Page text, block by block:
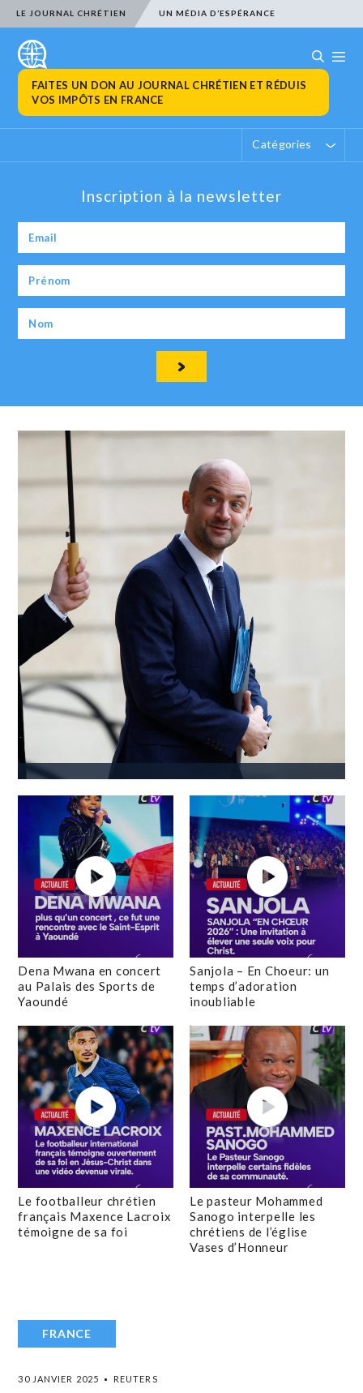
LE JOURNAL CHRÉTIEN UN MÉDIA D’ESPÉRANCE
FAITES UN DON AU JOURNAL CHRÉTIEN ET RÉDUIS
VOS IMPÔTS EN FRANCE
Catégories
Inscription à la newsletter
Dena Mwana en concert
au Palais des Sports de
Yaoundé
Sanjola – En Choeur: un
temps d’adoration
inoubliable
Le footballeur chrétien
français Maxence Lacroix
témoigne de sa foi
Le pasteur Mohammed
Sanogo interpelle les
chrétiens de l’église
Vases d’Honneur
FRANCE
30 JANVIER 2025 REUTERS